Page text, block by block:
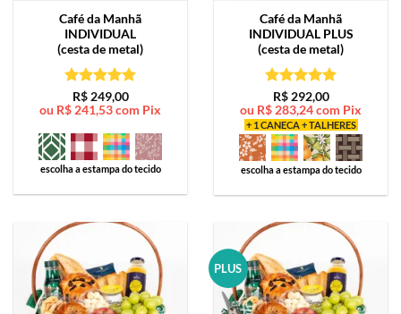
Café da Manhã
INDIVIDUAL
(cesta de metal)
Avaliação5
de 5
R$249,00
ou R$ 241,53com Pix
escolha a estampa do tecido
Café da Manhã
INDIVIDUAL PLUS
(cesta de metal)
Avaliação5
de 5
R$292,00
ou R$ 283,24com Pix
+ 1 CANECA + TALHERES
escolha a estampa do tecido
PLUS